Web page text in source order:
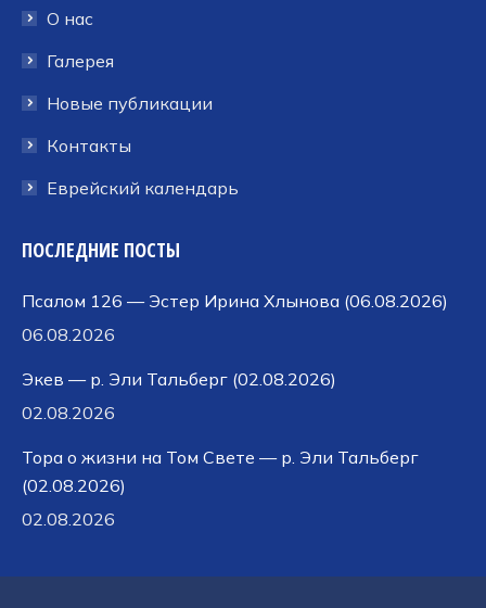
окнеокне
О нас
Галерея
Новые публикации
Контакты
Еврейский календарь
ПОСЛЕДНИЕ ПОСТЫ
Псалом 126 — Эстер Ирина Хлынова (06.08.2026)
06.08.2026
Экев — р. Эли Тальберг (02.08.2026)
02.08.2026
Тора о жизни на Том Свете — р. Эли Тальберг
(02.08.2026)
02.08.2026